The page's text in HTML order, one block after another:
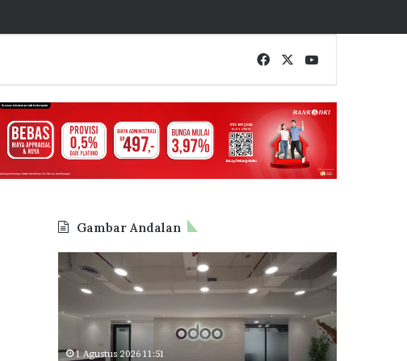
FacebookYouTube
Gambar Andalan
Odoo
Indonesia
Perluas
Kantor
1 Agustus 2026 11:51
Tapera
Rekor
Baru,
62.710